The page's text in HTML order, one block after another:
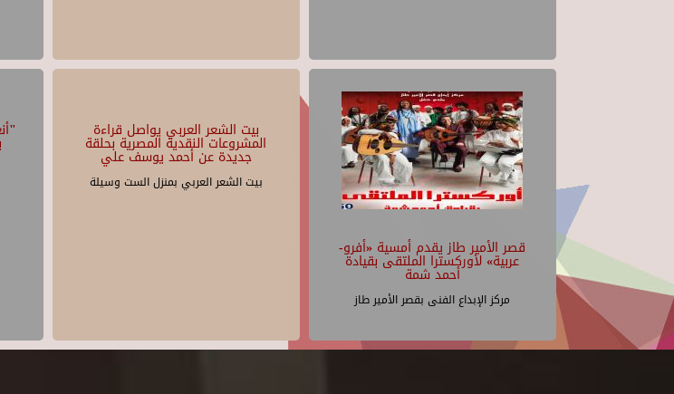
بيت الشعر العربي يواصل قراءة
المشروعات النقدية المصرية بحلقة
جديدة عن أحمد يوسف علي
بيت الشعر العربي بمنزل الست وسيلة
قصر الأمير طاز يقدم أمسية «أفرو-
عربية» لأوركسترا الملتقى بقيادة
أحمد شمة
مركز الإبداع الفنى بقصر الأمير طاز